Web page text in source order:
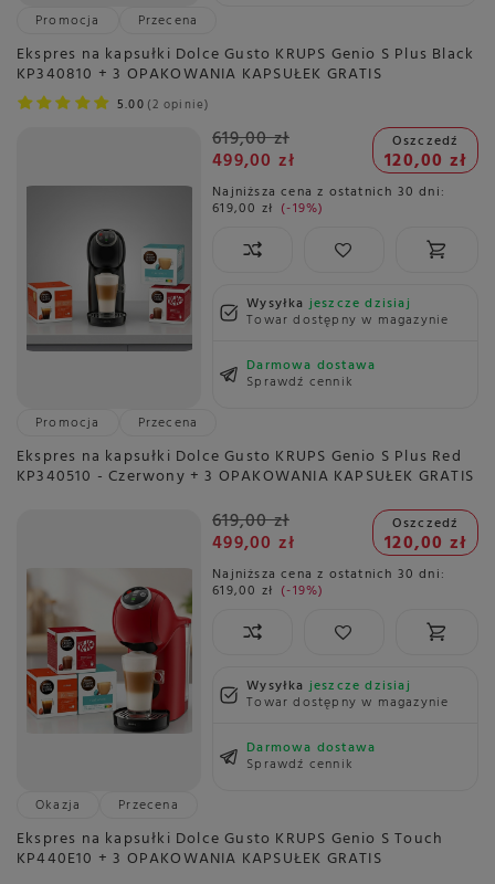
Promocja
Przecena
Ekspres na kapsułki Dolce Gusto KRUPS Genio S Plus Black
KP340810 + 3 OPAKOWANIA KAPSUŁEK GRATIS
5.00 2 opinie
619,00 zł
499,00 zł
Oszczedź
120,00 zł
Najniższa cena z ostatnich 30 dni:
619,00 zł -19%
Wysyłkajeszcze dzisiaj
Towar dostępny w magazynie
Darmowa dostawa
Sprawdź cennik
Promocja
Przecena
Ekspres na kapsułki Dolce Gusto KRUPS Genio S Plus Red
KP340510 - Czerwony + 3 OPAKOWANIA KAPSUŁEK GRATIS
619,00 zł
499,00 zł
Oszczedź
120,00 zł
Najniższa cena z ostatnich 30 dni:
619,00 zł -19%
Wysyłkajeszcze dzisiaj
Towar dostępny w magazynie
Darmowa dostawa
Sprawdź cennik
Okazja
Przecena
Ekspres na kapsułki Dolce Gusto KRUPS Genio S Touch
KP440E10 + 3 OPAKOWANIA KAPSUŁEK GRATIS